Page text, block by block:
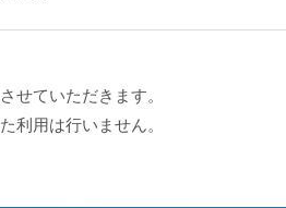
せていただきます。
利用は行いません。